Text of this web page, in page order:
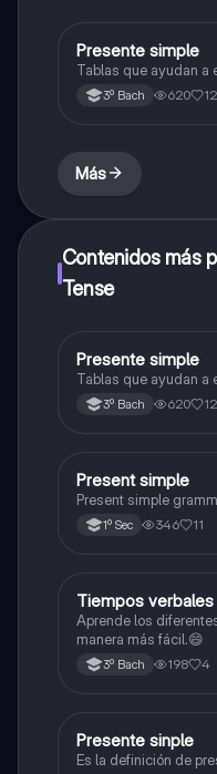
Inglés
Presente simple
Tablas que ayudan a
3º Bach 620 12
Más
Contenidos más
Tense
Inglés
Presente simple
Tablas que ayudan a
3º Bach 620 12
Inglés
Present simple
Present simple
1º Sec 346 11
Inglés
Tiempos
Aprende los
manera más fácil.😄
3º Bach 198 4
Inglés
Presente sinple
Es la definición de